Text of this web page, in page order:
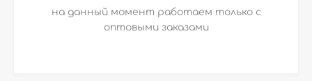
на данный момент работаем только с
оптовыми заказами